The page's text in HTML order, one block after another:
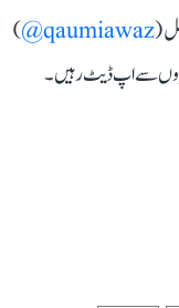
(
qaumiawaz@
)
سے اپ ڈیٹ رہیں۔